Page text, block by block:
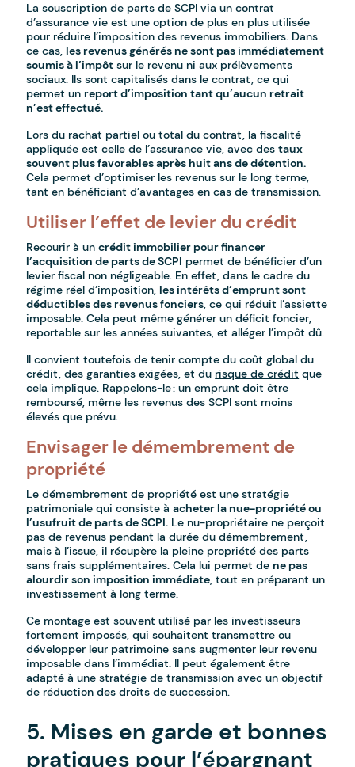
La souscription de parts de SCPI via un contrat
d’assurance vie est une option de plus en plus utilisée
pour réduire l’imposition des revenus immobiliers. Dans
ce cas,les revenus générés ne sont pas immédiatement
soumis à l’impôt sur le revenu ni aux prélèvements
sociaux. Ils sont capitalisés dans le contrat, ce qui
permet unreport d’imposition tant qu’aucun retrait
n’est effectué.
Lors du rachat partiel ou total du contrat, la fiscalité
appliquée est celle de l’assurance vie, avec destaux
souvent plus favorables après huit ans de détention.
Cela permet d’optimiser les revenus sur le long terme,
tant en bénéficiant d’avantages en cas de transmission.
Utiliser l’effet de levier du crédit
Recourir à uncrédit immobilier pour financer
l’acquisition de parts de SCPI permet de bénéficier d’un
levier fiscal non négligeable. En effet, dans le cadre du
régime réel d’imposition,les intérêts d’emprunt sont
déductibles des revenus fonciers, ce qui réduit l’assiette
imposable. Cela peut même générer un déficit foncier,
reportable sur les années suivantes, et alléger l’impôt dû.
Il convient toutefois de tenir compte du coût global du
crédit, des garanties exigées, et du risque de crédit que
cela implique. Rappelons-le : un emprunt doit être
remboursé, même les revenus des SCPI sont moins
élevés que prévu.
Envisager le démembrement de
propriété
Le démembrement de propriété est une stratégie
patrimoniale qui consiste àacheter la nue-propriété ou
l’usufruit de parts de SCPI. Le nu-propriétaire ne perçoit
pas de revenus pendant la durée du démembrement,
mais à l’issue, il récupère la pleine propriété des parts
sans frais supplémentaires. Cela lui permet dene pas
alourdir son imposition immédiate, tout en préparant un
investissement à long terme.
Ce montage est souvent utilisé par les investisseurs
fortement imposés, qui souhaitent transmettre ou
développer leur patrimoine sans augmenter leur revenu
imposable dans l’immédiat. Il peut également être
adapté à une stratégie de transmission avec un objectif
de réduction des droits de succession.
5. Mises en garde et bonnes
pratiques pour l’épargnant